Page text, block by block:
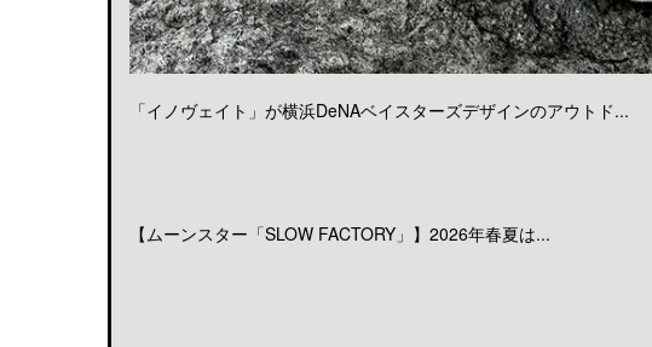
「イノヴェイト」が横浜DeNAベイスターズデザインのアウトド...
【ムーンスター「SLOW FACTORY」】2026年春夏は...